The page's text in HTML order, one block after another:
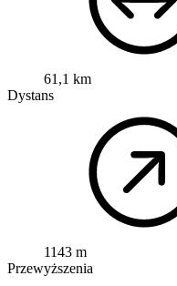
61,1 km
Dystans
1143 m
Przewyższenia